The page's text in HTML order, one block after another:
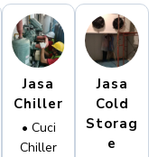
Jasa
Chiller
• Cuci
Chiller
Jasa
Cold
Storag
e